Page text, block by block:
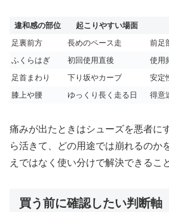
違和感の部位 起こりやすい場面
足裏前方
長めのペース走
前足
ふくらはぎ
初回使用直後
使用
足首まわり
下り坂やカーブ
安定
膝上や腰
ゆっくり長く走る日 得意
痛みが出たときはシューズを悪者に
ら活きて、どの用途では崩れるのか
えではなく使い分けで解決できるこ
買う前に確認したい判断軸